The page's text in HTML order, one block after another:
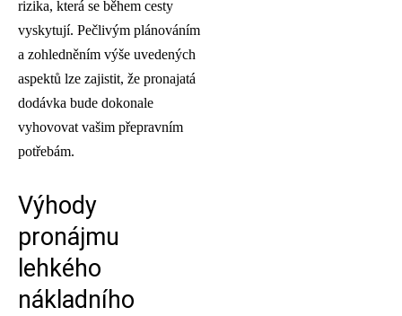
rizika, která se během cesty
vyskytují. Pečlivým plánováním
a zohledněním výše uvedených
aspektů lze zajistit, že pronajatá
dodávka bude dokonale
vyhovovat vašim přepravním
potřebám.
Výhody
pronájmu
lehkého
nákladního